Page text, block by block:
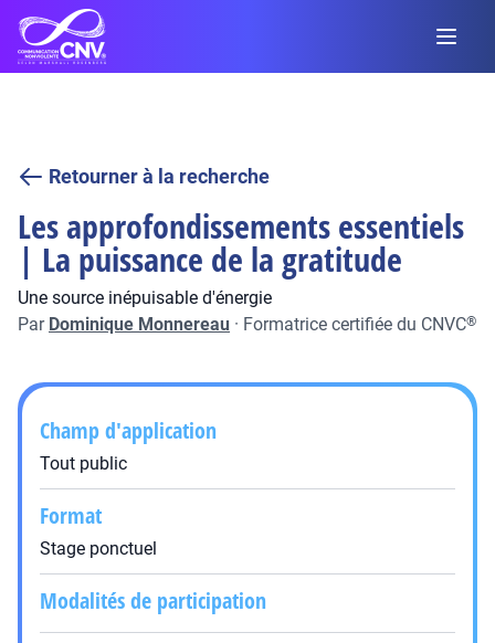
Retourner à la recherche
Les approfondissements essentiels
| La puissance de la gratitude
Une source inépuisable d'énergie
Par Dominique Monnereau · Formatrice certifiée du CNVC®
Champ d'application
Tout public
Format
Stage ponctuel
Modalités de participation